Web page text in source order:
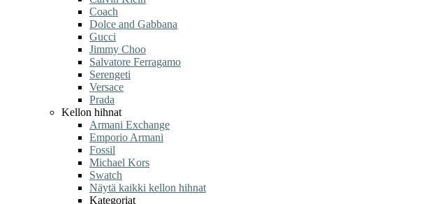
Coach
Dolce and Gabbana
Gucci
Jimmy Choo
Salvatore Ferragamo
Serengeti
Versace
Prada
Kellon hihnat
Armani Exchange
Emporio Armani
Fossil
Michael Kors
Swatch
Näytä kaikki kellon hihnat
Kategoriat